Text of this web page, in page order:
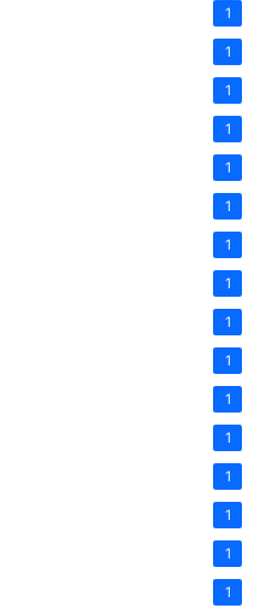
1
1
1
1
1
1
1
1
1
1
1
1
1
1
1
1